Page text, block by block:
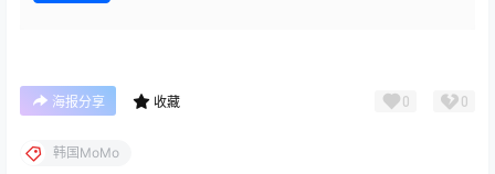
海报分享 收藏 0 0
韩国MoMo